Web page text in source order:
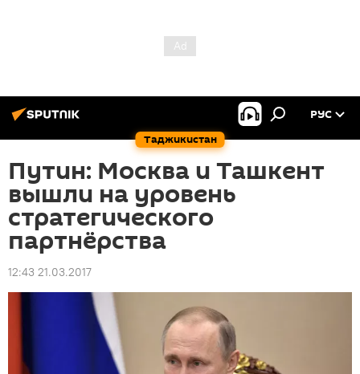
Таджикистан
РУС
Путин: Москва и Ташкент
вышли на уровень
стратегического
партнёрства
12:43 21.03.2017